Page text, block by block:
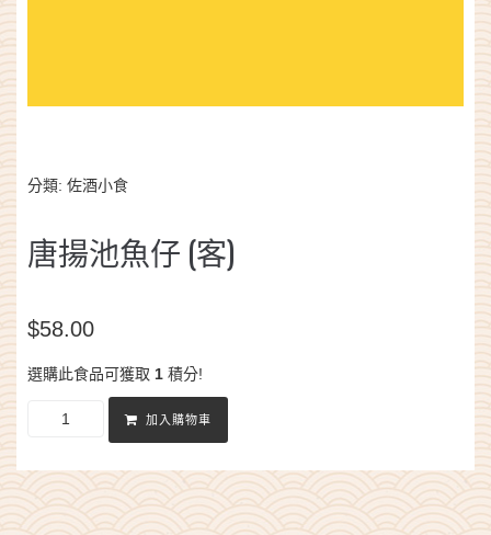
分類: 佐酒小食
唐揚池魚仔 (客)
$58.00
選購此食品可獲取 1 積分!
加入購物車